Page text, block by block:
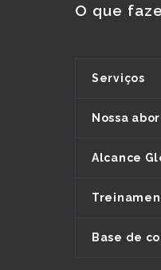
O que
Serviços
Nossa
Alcance
Base de